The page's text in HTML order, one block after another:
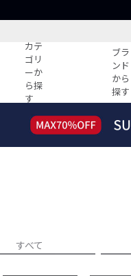
カテ
ゴリ
ーか
ら探
す
ブラ
ンド
から
探す
すべての
人気記
すべて